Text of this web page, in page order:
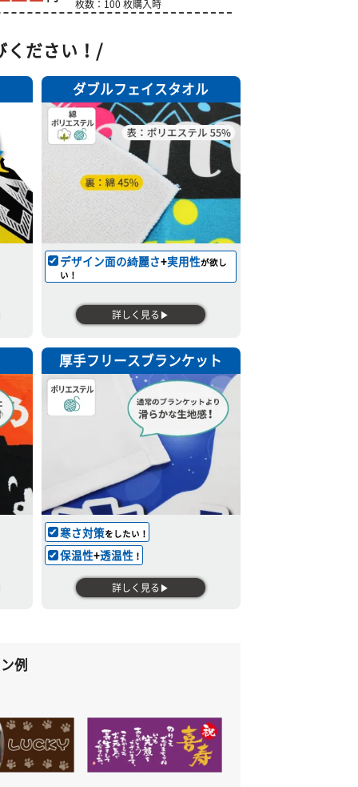
枚数：100 枚購入時
ください！/
ダブルフェイスタオル
デザイン面の綺麗さ+実用性が欲し
い！
詳しく見る▶
厚手フリースブランケット
寒さ対策をしたい！
保温性+透温性 ！
詳しく見る▶
例